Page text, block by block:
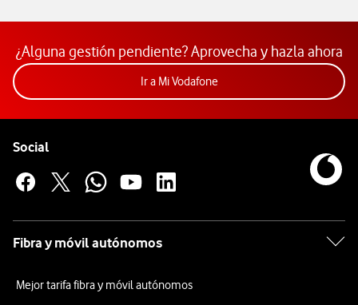
¿Alguna gestión pendiente? Aprovecha y hazla ahora
Ir a Mi VodafoneAcceder a la app Mi
Social
Fibra y móvil autónomos
Mejor tarifa fibra y móvil autónomos